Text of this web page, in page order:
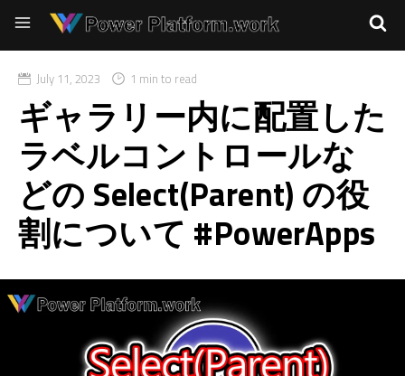
July 11, 2023 1 min to read
ギャラリー内に配置した
ラベルコントロールな
どの Select(Parent) の役
割について #PowerApps